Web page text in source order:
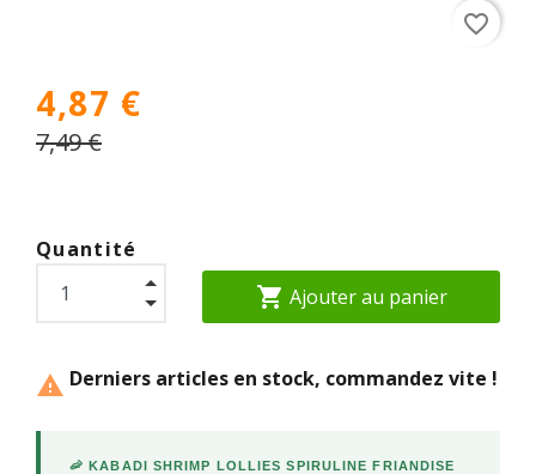
4,87 €
7,49 €
Quantité
shopping_cart Ajouter au panier
 Derniers articles en stock, commandez vite !
favorite_border
🦐 KABADI SHRIMP LOLLIES SPIRULINE FRIANDISE